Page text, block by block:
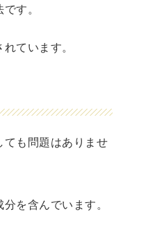
す。
ています。
も問題はありませ
を含んでいます。